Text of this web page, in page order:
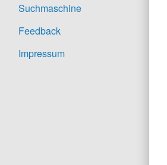
Suchmaschine
Feedback
Impressum